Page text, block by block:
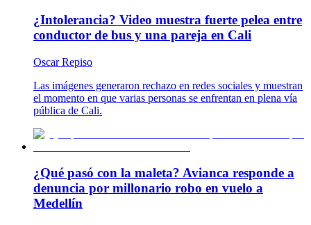
¿Intolerancia? Video muestra fuerte pelea entre
conductor de bus y una pareja en Cali
Oscar Repiso
Las imágenes generaron rechazo en redes sociales y muestran
el momento en que varias personas se enfrentan en plena vía
pública de Cali.
¿Qué pasó con la maleta? Avianca responde a
denuncia por millonario robo en vuelo a
Medellín